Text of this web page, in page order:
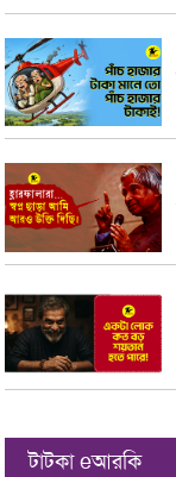
টাটকা eআরকি